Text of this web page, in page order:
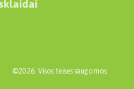
©2026. Visos teisės saugomos.